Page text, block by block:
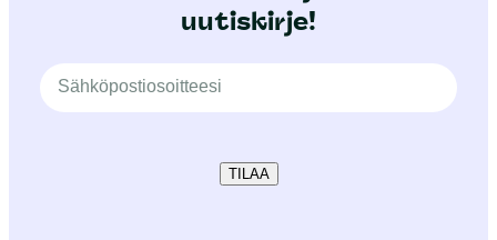
uutiskirje!
TILAA